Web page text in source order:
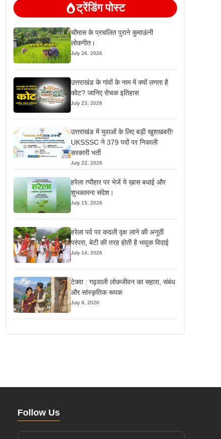
ट्रेंडिंग पोस्ट
चौमास के प्रचलित पुराने कुमाऊंनी
लोकगीत।
July 26, 2026
उत्तराखंड के गांवों के नाम में क्यों लगता है
कोट? जानिए रोचक इतिहास
July 23, 2026
उत्तराखंड में युवाओं के लिए बड़ी खुशखबरी!
UKSSSC ने 379 पदों पर निकाली
सरकारी भर्ती
July 22, 2026
हरेला त्यौहार पर भेजें ये ख़ास बधाई और
शुभकामना संदेश।
July 15, 2026
हरेला पर्व पर कदली वृक्ष लाने की अनूठी
परंपरा, बेटी की तरह होती है भावुक विदाई
July 14, 2026
टेक्वा : गढ़वाली लोकजीवन का सहारा, संबंध
और सांस्कृतिक रूपक
July 9, 2026
Follow Us